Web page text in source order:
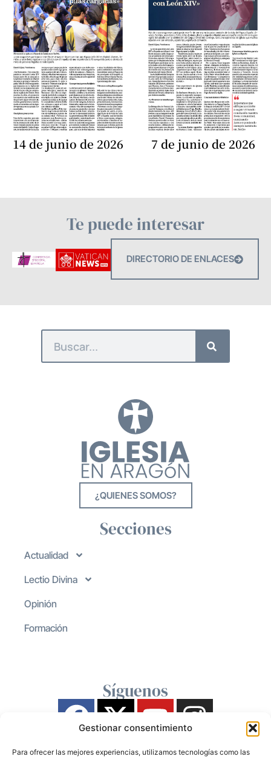
Gestionar consentimiento
Para ofrecer las mejores experiencias, utilizamos tecnologías como las
14 de junio de 2026 7 de junio de 2026
Te puede interesar
DIRECTORIO DE ENLACES
¿QUIENES SOMOS?
Secciones
Actualidad
Lectio Divina
Opinión
Formación
Síguenos